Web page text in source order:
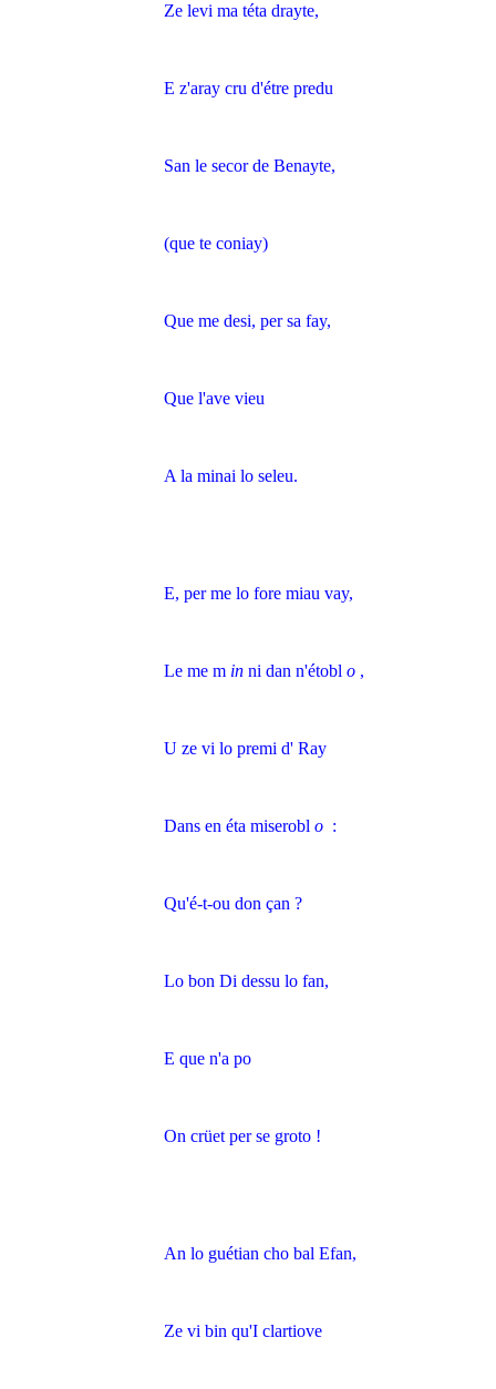
Ze levi ma téta drayte,
E z'aray cru d'étre predu
San le secor de Benayte,
(que te coniay)
Que me desi, per sa fay,
Que l'ave vieu
A la minai lo seleu.
E, per me lo fore miau vay,
Le me m in ni dan n'étobl o ,
U ze vi lo premi d' Ray
Dans en éta miserobl o :
Qu'é-t-ou don çan ?
Lo bon Di dessu lo fan,
E que n'a po
On crüet per se groto !
An lo guétian cho bal Efan,
Ze vi bin qu'I clartiove